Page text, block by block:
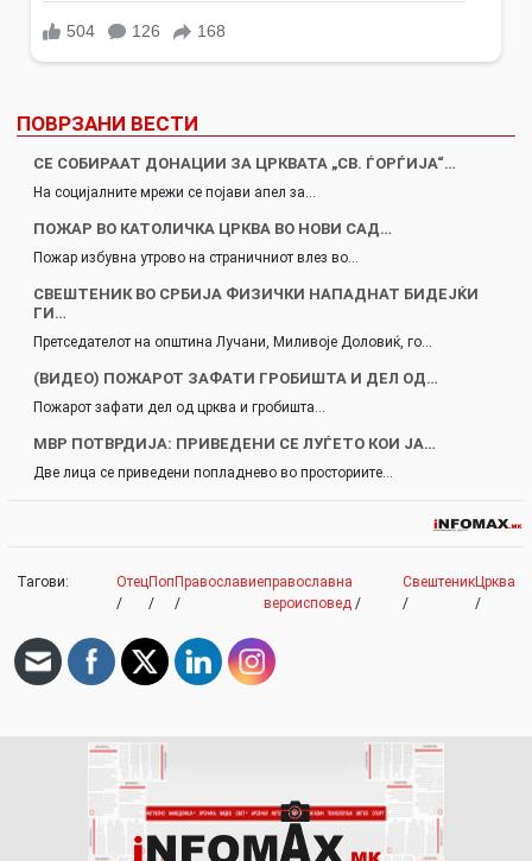
ПОВРЗАНИ ВЕСТИ
СЕ СОБИРААТ ДОНАЦИИ ЗА ЦРКВАТА „СВ. ЃОРЃИЈА“…
На социјалните мрежи се појави апел за…
ПОЖАР ВО КАТОЛИЧКА ЦРКВА ВО НОВИ САД…
Пожар избувна утрово на страничниот влез во…
СВЕШТЕНИК ВО СРБИЈА ФИЗИЧКИ НАПАДНАТ БИДЕЈЌИ
ГИ…
Претседателот на општина Лучани, Миливоје Доловиќ, го…
(ВИДЕО) ПОЖАРОТ ЗАФАТИ ГРОБИШТА И ДЕЛ ОД…
Пожарот зафати дел од црква и гробишта…
МВР ПОТВРДИЈА: ПРИВЕДЕНИ СЕ ЛУЃЕТО КОИ ЈА…
Две лица се приведени попладнево во просториите…
Тагови:
Отец
/
Поп
/
Православие
/
православна
вероисповед /
Свештеник
/
Црква
/